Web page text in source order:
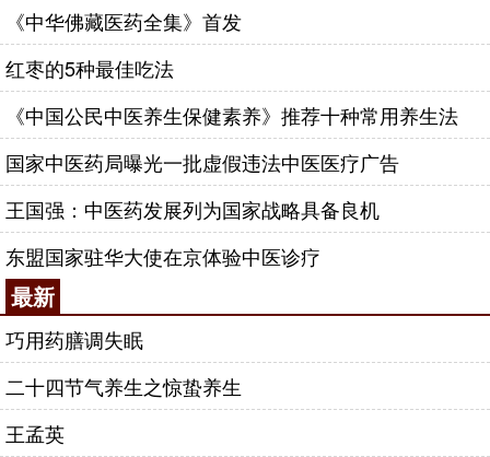
《中华佛藏医药全集》首发
红枣的5种最佳吃法
《中国公民中医养生保健素养》推荐十种常用养生法
国家中医药局曝光一批虚假违法中医医疗广告
王国强：中医药发展列为国家战略具备良机
东盟国家驻华大使在京体验中医诊疗
最新
巧用药膳调失眠
二十四节气养生之惊蛰养生
王孟英